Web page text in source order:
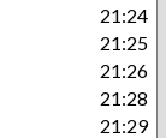
21:24
21:25
21:26
21:28
21:29